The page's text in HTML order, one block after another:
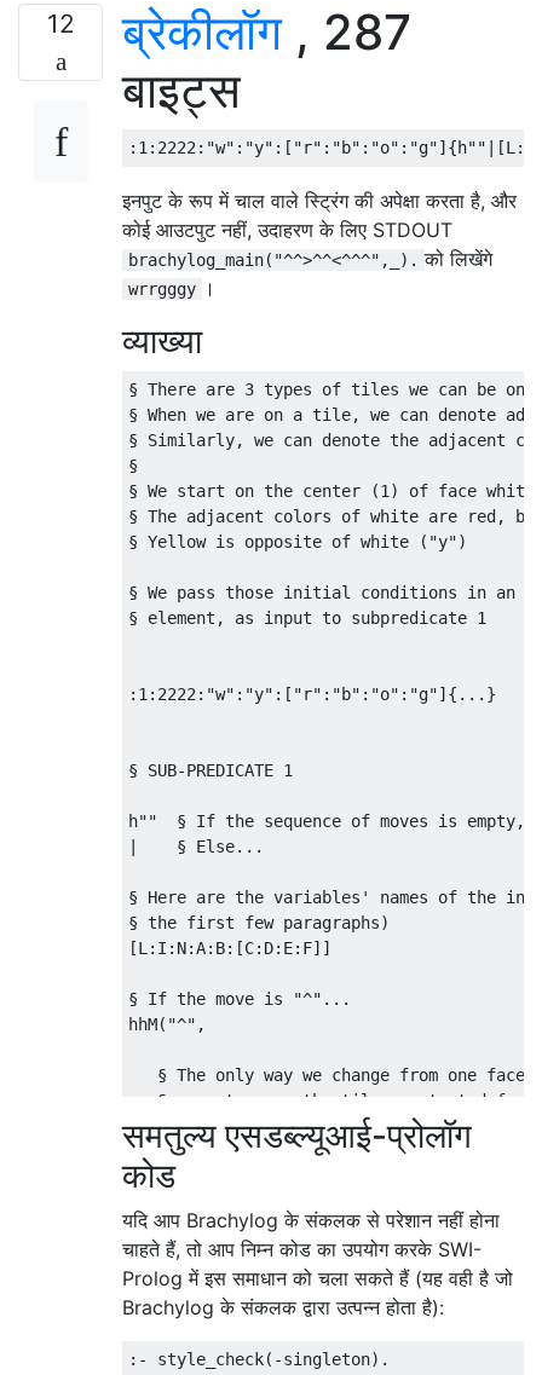
12 ब्रेकीलॉग, 287
बाइट्स
इनपुट के रूप में चाल वाले स्ट्रिंग की अपेक्षा करता है, और
कोई आउटपुट नहीं, उदाहरण के लिए STDOUT
brachylog_main("^^>^^<^^^",_). को लिखेंगे
wrrgggy ।
व्याख्या
§ There are 3 types of tiles we can be
§ When we are on a tile, we can
§ Similarly, we can denote the adjacent
§
§ We start on the center (1) of face
§ The adjacent colors of white are red,
§ Yellow is opposite of white ("y")
§ We pass those initial conditions in an
§ element, as input to subpredicate 1
:1:2222:"w":"y":["r":"b":"o":"g"]{...}
§ SUB-PREDICATE 1
h""  § If the sequence of moves is empty,
|    § Else...
§ Here are the variables' names of the
§ the first few paragraphs)
[L:I:N:A:B:[C:D:E:F]]
§ If the move is "^"...
hhM("^",
§ The only way we change from one face
   § same type as the tile we started from
   (NhI,      § If this is the case
CwX,      § Then write the color of
              § current color
B:D:A:FZ  § The opposite color is now
§ in the list) is the one
§ If the tiles are not the same type,
AwX,         § Write the current
समतुल्य एसडब्ल्यूआई-प्रोलॉग
कोड
यदि आप Brachylog के संकलक से परेशान नहीं होना
चाहते हैं, तो आप निम्न कोड का उपयोग करके SWI-
Prolog में इस समाधान को चला सकते हैं (यह वही है जो
Brachylog के संकलक द्वारा उत्पन्न होता है):
:- style_check(-singleton).